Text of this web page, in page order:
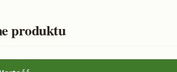
produktu